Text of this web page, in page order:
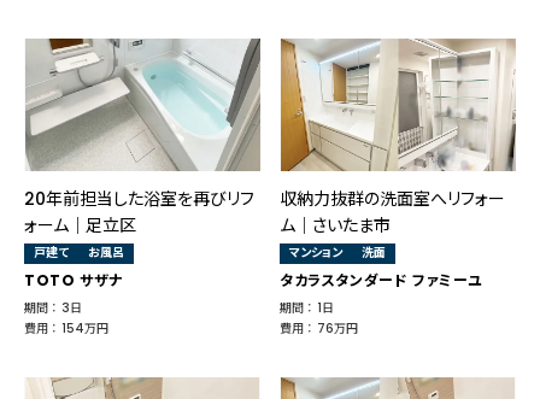
20年前担当した浴室を再びリフ
ォーム｜足立区
戸建て お風呂
TOTO サザナ
期間 ： 3日
費用 ： 154万円
収納力抜群の洗面室へリフォー
ム｜さいたま市
マンション 洗面
タカラスタンダード ファミーユ
期間 ： 1日
費用 ： 76万円